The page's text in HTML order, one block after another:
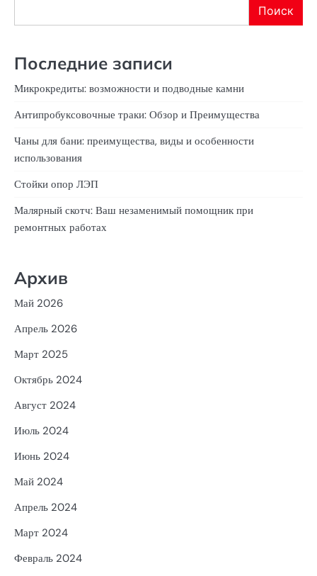
Поиск
Последние записи
Микрокредиты: возможности и подводные камни
Антипробуксовочные траки: Обзор и Преимущества
Чаны для бани: преимущества, виды и особенности
использования
Стойки опор ЛЭП
Малярный скотч: Ваш незаменимый помощник при
ремонтных работах
Архив
Май 2026
Апрель 2026
Март 2025
Октябрь 2024
Август 2024
Июль 2024
Июнь 2024
Май 2024
Апрель 2024
Март 2024
Февраль 2024